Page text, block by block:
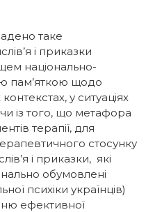
таке
і приказки
національно-
пам’яткою щодо
у ситуаціях
із того, що метафора
терапії, для
стосунку
і приказки, які
обумовлені
психіки українців)
ефективної